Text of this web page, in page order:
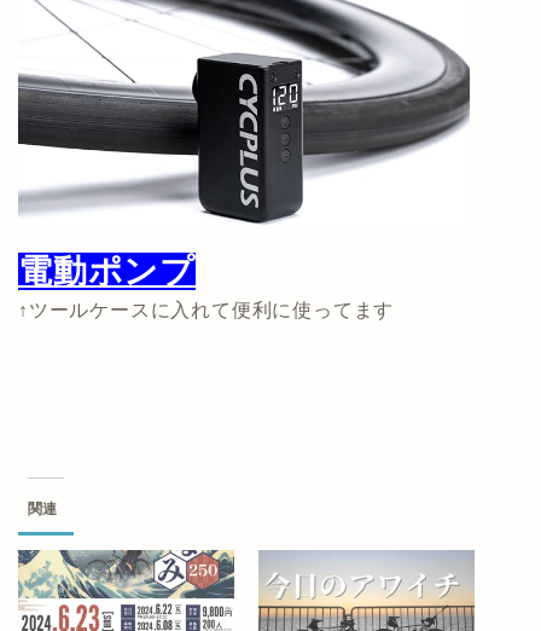
電動ポンプ
↑ツールケースに入れて便利に使ってます
関連